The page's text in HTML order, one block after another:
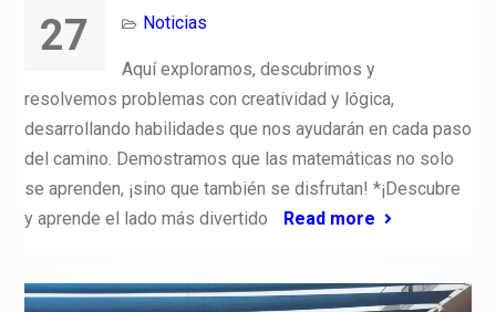
27 Noticias
Aquí exploramos, descubrimos y
resolvemos problemas con creatividad y lógica,
desarrollando habilidades que nos ayudarán en cada paso
del camino. Demostramos que las matemáticas no solo
se aprenden, ¡sino que también se disfrutan! *¡Descubre
y aprende el lado más divertido
Read more